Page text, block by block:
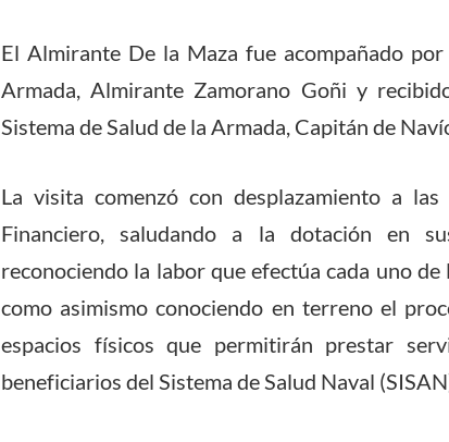
El Almirante De la Maza fue acompañado
Armada, Almirante Zamorano Goñi y
Sistema de Salud de la Armada, Capitán de
La visita comenzó con desplazamiento a
Financiero, saludando a la dotación en
reconociendo la labor que efectúa cada uno
como asimismo conociendo en terreno el
espacios físicos que permitirán prestar
beneficiarios del Sistema de Salud Naval